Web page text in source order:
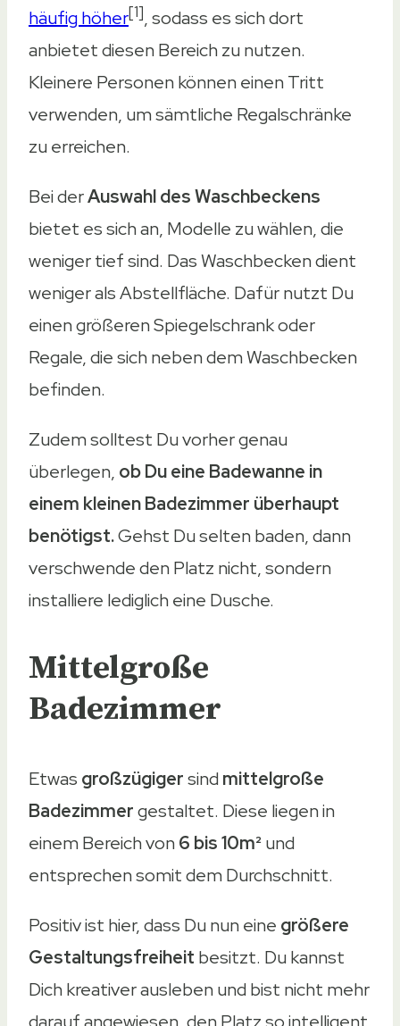
häufig höher[1], sodass es sich dort
anbietet diesen Bereich zu nutzen.
Kleinere Personen können einen Tritt
verwenden, um sämtliche Regalschränke
zu erreichen.
Bei derAuswahl des Waschbeckens
bietet es sich an, Modelle zu wählen, die
weniger tief sind. Das Waschbecken dient
weniger als Abstellfläche. Dafür nutzt Du
einen größeren Spiegelschrank oder
Regale, die sich neben dem Waschbecken
befinden.
Zudem solltest Du vorher genau
überlegen, ob Du eine Badewanne in
einem kleinen Badezimmer überhaupt
benötigst.Gehst Du selten baden, dann
verschwende den Platz nicht, sondern
installiere lediglich eine Dusche.
Mittelgroße
Badezimmer
Etwas großzügigersindmittelgroße
Badezimmergestaltet. Diese liegen in
einem Bereich von6 bis 10m²und
entsprechen somit dem Durchschnitt.
Positiv ist hier, dass Du nun eine größere
Gestaltungsfreiheit besitzt. Du kannst
Dich kreativer ausleben und bist nicht mehr
darauf angewiesen, den Platz so intelligent